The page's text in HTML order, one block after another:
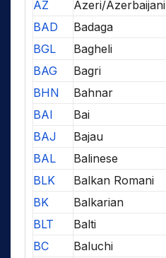
AZ
Azeri/Azerbaijani
BAD
Badaga
BGL
Bagheli
BAG
Bagri
BHN
Bahnar
BAI
Bai
BAJ
Bajau
BAL
Balinese
BLK
Balkan Romani
BK
Balkarian
BLT
Balti
BC
Baluchi